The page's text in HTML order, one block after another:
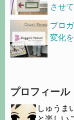
させ
ブロ
変化
プロフィール
しゅうま